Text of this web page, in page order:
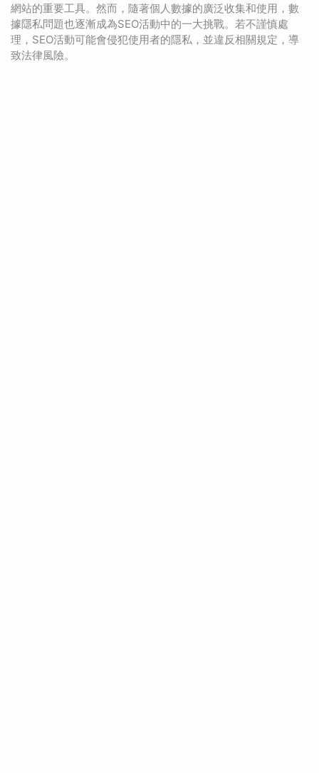
網站的重要工具。然而，隨著個人數據的廣泛收集和使用，數
據隱私問題也逐漸成為SEO活動中的一大挑戰。若不謹慎處
理，SEO活動可能會侵犯使用者的隱私，並違反相關規定，導
致法律風險。